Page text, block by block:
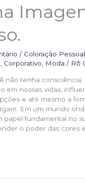
/ Coloração Pessoal
Corporativo Moda / Rô
não tenha consciência,
em nossas vidas,
e até mesmo a
Em um mundo
papel fundamental no
o poder das cores